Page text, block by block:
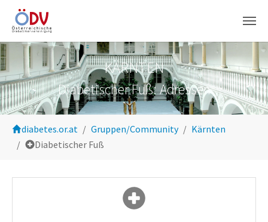
Zum Hauptinhalt springen
KÄRNTEN
Diabetischer Fuß: Adressen
diabetes.or.at Gruppen/Community
Kärnten
Diabetischer Fuß